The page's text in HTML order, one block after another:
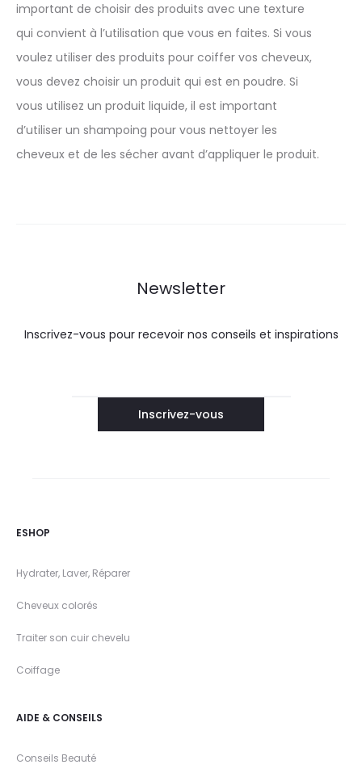
important de choisir des produits avec une texture
qui convient à l’utilisation que vous en faites. Si vous
voulez utiliser des produits pour coiffer vos cheveux,
vous devez choisir un produit qui est en poudre. Si
vous utilisez un produit liquide, il est important
d’utiliser un shampoing pour vous nettoyer les
cheveux et de les sécher avant d’appliquer le produit.
Newsletter
Inscrivez-vous pour recevoir nos conseils et inspirations
ESHOP
Hydrater, Laver, Réparer
Cheveux colorés
Traiter son cuir chevelu
Coiffage
AIDE & CONSEILS
Conseils Beauté